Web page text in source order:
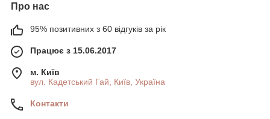
Про нас
95% позитивних з 60 відгуків за рік
Працює з 15.06.2017
м. Київ
вул. Кадетський Гай, Київ, Україна
Контакти